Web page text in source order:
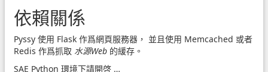
依賴關係
Pyssy 使用 Flask 作爲網頁服務器， 並且使用 Memcached 或者
Redis 作爲抓取 水源Web 的緩存。
SAE Python 環境下請開啓 …